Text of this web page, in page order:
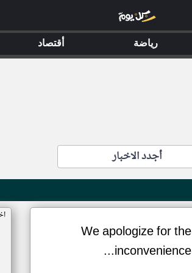
أجدد الاخبار
We apologize for the
inconvenience...
رياضة أقتصاد